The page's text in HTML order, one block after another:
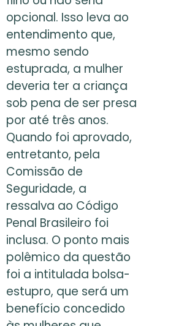
opcional. Isso leva ao
entendimento que,
mesmo sendo
estuprada, a mulher
deveria ter a criança
sob pena de ser presa
por até três anos.
Quando foi aprovado,
entretanto, pela
Comissão de
Seguridade, a
ressalva ao Código
Penal Brasileiro foi
inclusa. O ponto mais
polêmico da questão
foi a intitulada bolsa-
estupro, que será um
benefício concedido